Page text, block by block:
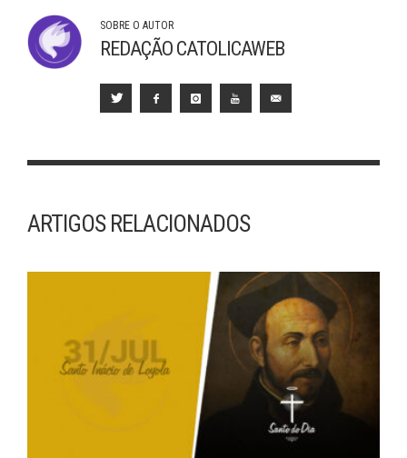
SOBRE O AUTOR
REDAÇÃO CATOLICAWEB
ARTIGOS RELACIONADOS